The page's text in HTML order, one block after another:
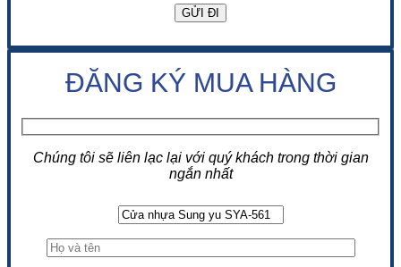
ĐĂNG KÝ MUA HÀNG
Chúng tôi sẽ liên lạc lại với quý khách trong thời gian
ngắn nhất